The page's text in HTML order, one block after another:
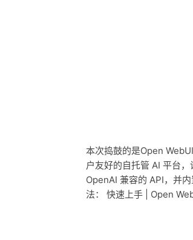
本次捣鼓的是Open
户友好的自托管 AI 平台
OpenAI 兼容的 API，并
法： 快速上手 | Open